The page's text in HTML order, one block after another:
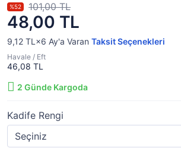
48,00 TL
%52 101,00 TL
9,12 TL×6 Ay'a Varan Taksit Seçenekleri
Havale / Eft
46,08 TL
2 Günde Kargoda
Kadife Rengi